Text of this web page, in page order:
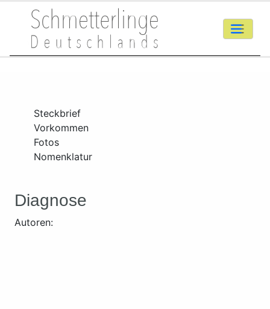
Steckbrief
Vorkommen
Fotos
Nomenklatur
Diagnose
Autoren: